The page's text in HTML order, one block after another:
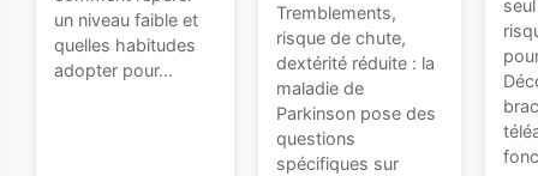
un niveau faible et
quelles habitudes
adopter pour...
Tremblements,
risque de chute,
dextérité réduite : la
maladie de
Parkinson pose des
questions
spécifiques sur